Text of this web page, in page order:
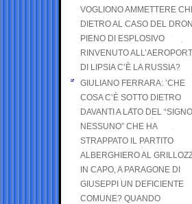
VOGLIONO AMMETTERE
DIETRO AL CASO DEL
PIENO DI ESPLOSIVO
RINVENUTO
DI LIPSIA C’È LA RUSSIA?
GIULIANO FERRARA: ’CHE
COSA C’È SOTTO DIETRO
DAVANTI A LATO DEL
NESSUNO” CHE HA
STRAPPATO IL PARTITO
ALBERGHIERO AL
IN CAPO, A PARAGONE DI
GIUSEPPI UN DEFICIENTE
COMUNE? QUANDO